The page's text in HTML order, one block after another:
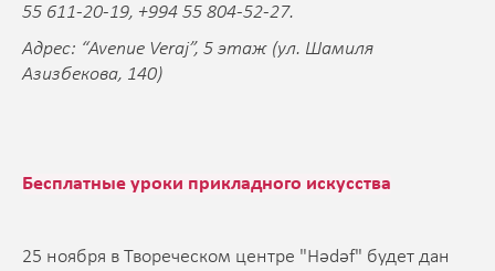
55 611-20-19, +994 55 804-52-27.
Адрес: “Avenue Veraj”, 5 этаж (ул. Шамиля
Азизбекова, 140)
Бесплатные уроки прикладного искусства
25 ноября в Твореческом центре "Hədəf" будет дан